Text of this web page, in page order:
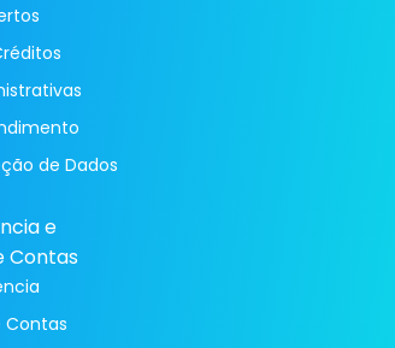
de Dados
e
Contas
Contas